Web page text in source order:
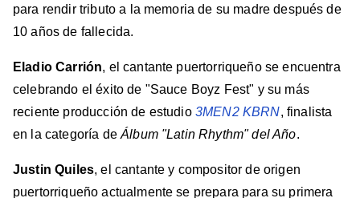
para rendir tributo a la memoria de su madre después de
10 años de fallecida.
Eladio Carrión, el cantante puertorriqueño se encuentra
celebrando el éxito de "Sauce Boyz Fest" y su más
reciente producción de estudio 3MEN2 KBRN, finalista
en la categoría deÁlbum "Latin Rhythm" del Año.
Justin Quiles, el cantante y compositor de origen
puertorriqueño actualmente se prepara para su primera